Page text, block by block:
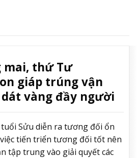
mai, thứ Tư
giáp trúng vận
vàng đầy người
Sửu diễn ra tương đối ổn
tiến triển tương đối tốt nên
tập trung vào giải quyết các